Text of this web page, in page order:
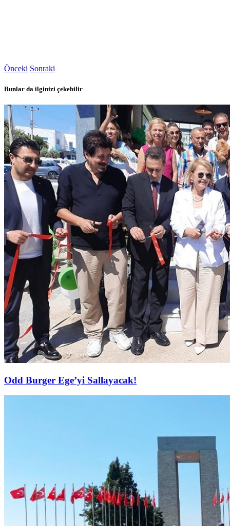
Önceki Sonraki
Bunlar da ilginizi çekebilir
Odd Burger Ege’yi Sallayacak!